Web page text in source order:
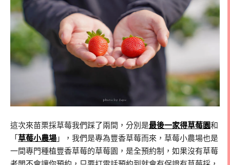
這次來苗栗採草莓我們踩了兩間，分別是最後一家得草莓園和
「草莓小農場 」，我們是專為豐香草莓而來，草莓小農場也是
一間專門種植豐香草莓的草莓園，是全預約制，如果沒有草莓